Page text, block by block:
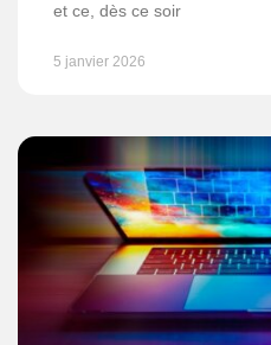
et ce, dès ce soir
5 janvier 2026